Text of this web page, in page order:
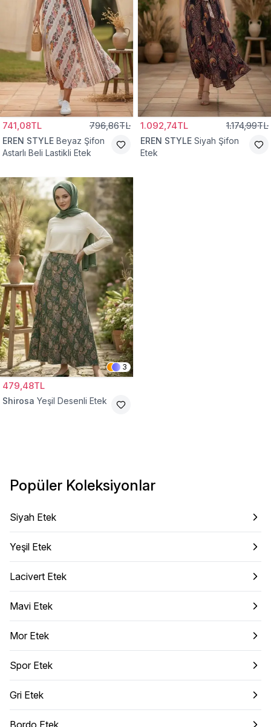
741,08TL 796,86TL
EREN STYLE Beyaz Şifon
Astarlı Beli Lastikli Etek
1.092,74TL 1.174,99TL
EREN STYLE Siyah Şifon
Etek
3
479,48TL
Shirosa Yeşil Desenli Etek
Popüler Koleksiyonlar
Siyah Etek
Yeşil Etek
Lacivert Etek
Mavi Etek
Mor Etek
Spor Etek
Gri Etek
Bordo Etek